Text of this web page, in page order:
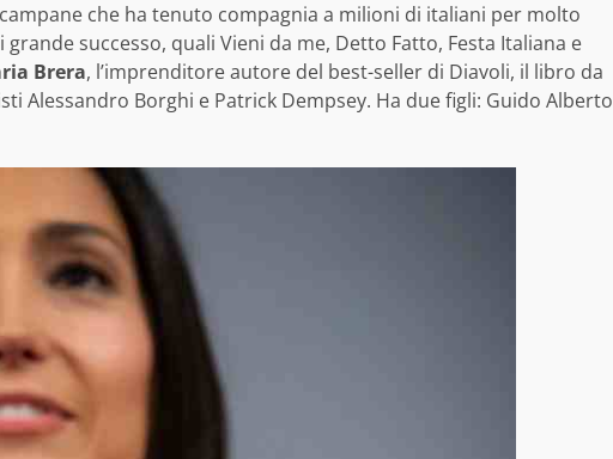
che ha tenuto compagnia a milioni di italiani per molto
successo, quali Vieni da me, Detto Fatto, Festa Italiana e
Brera, l’imprenditore autore del best-seller di Diavoli, il libro da
Alessandro Borghi e Patrick Dempsey. Ha due figli: Guido Alberto